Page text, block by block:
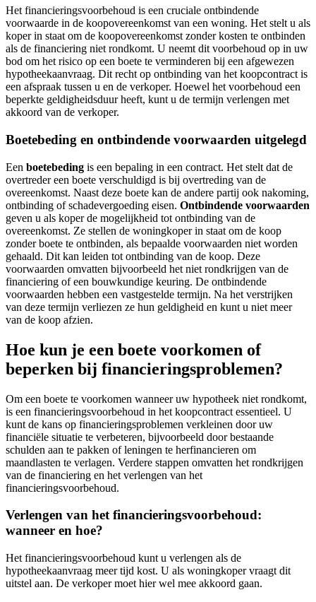
Het financieringsvoorbehoud is een cruciale ontbindende
voorwaarde in de koopovereenkomst van een woning. Het stelt u als
koper in staat om de koopovereenkomst zonder kosten te ontbinden
als de financiering niet rondkomt. U neemt dit voorbehoud op in uw
bod om het risico op een boete te verminderen bij een afgewezen
hypotheekaanvraag. Dit recht op ontbinding van het koopcontract is
een afspraak tussen u en de verkoper. Hoewel het voorbehoud een
beperkte geldigheidsduur heeft, kunt u de termijn verlengen met
akkoord van de verkoper.
Boetebeding en ontbindende voorwaarden uitgelegd
Een boetebeding is een bepaling in een contract. Het stelt dat de
overtreder een boete verschuldigd is bij overtreding van de
overeenkomst. Naast deze boete kan de andere partij ook nakoming,
ontbinding of schadevergoeding eisen. Ontbindende voorwaarden
geven u als koper de mogelijkheid tot ontbinding van de
overeenkomst. Ze stellen de woningkoper in staat om de koop
zonder boete te ontbinden, als bepaalde voorwaarden niet worden
gehaald. Dit kan leiden tot ontbinding van de koop. Deze
voorwaarden omvatten bijvoorbeeld het niet rondkrijgen van de
financiering of een bouwkundige keuring. De ontbindende
voorwaarden hebben een vastgestelde termijn. Na het verstrijken
van deze termijn verliezen ze hun geldigheid en kunt u niet meer
van de koop afzien.
Hoe kun je een boete voorkomen of
beperken bij financieringsproblemen?
Om een boete te voorkomen wanneer uw hypotheek niet rondkomt,
is een financieringsvoorbehoud in het koopcontract essentieel. U
kunt de kans op financieringsproblemen verkleinen door uw
financiële situatie te verbeteren, bijvoorbeeld door bestaande
schulden aan te pakken of leningen te herfinancieren om
maandlasten te verlagen. Verdere stappen omvatten het rondkrijgen
van de financiering en het verlengen van het
financieringsvoorbehoud.
Verlengen van het financieringsvoorbehoud:
wanneer en hoe?
Het financieringsvoorbehoud kunt u verlengen als de
hypotheekaanvraag meer tijd kost. U als woningkoper vraagt dit
uitstel aan. De verkoper moet hier wel mee akkoord gaan.